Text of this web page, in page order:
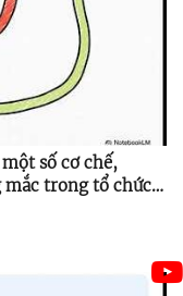
số cơ chế,
mắc trong tổ chức